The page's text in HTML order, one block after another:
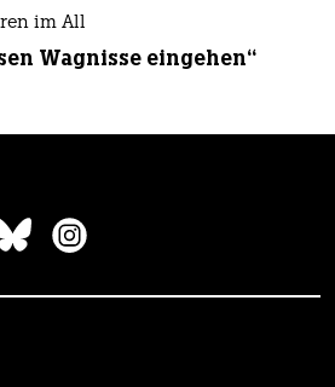
im All
Wagnisse eingehen“